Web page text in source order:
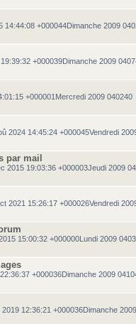
14:44:08 +000044Dimanche 2009
+000039Dimanche 2009
+000001Mercredi 2009 040240
2024 14:45:24 +000045Vendredi
par mail
2015 19:03:36 +000003Jeudi 2009
2021 15:26:17 +000026Vendredi
15:00:32 +000000Lundi 2009
+000036Dimanche 2009
12:36:21 +000036Dimanche